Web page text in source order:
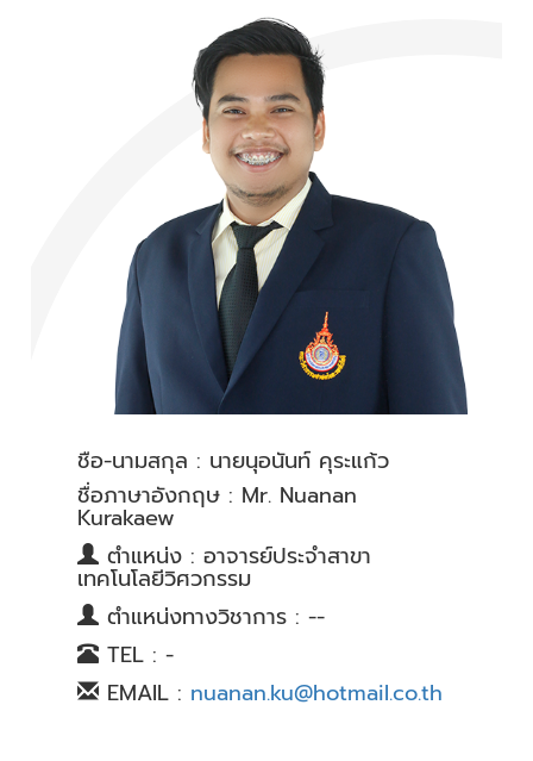
ชื่อ-นามสกุล : นายนุอนันท์ คุระแก้ว
ชื่อภาษาอังกฤษ : Mr. Nuanan
Kurakaew
ตำแหน่ง : อาจารย์ประจำสาขา
เทคโนโลยีวิศวกรรม
ตำแหน่งทางวิชาการ : --
TEL : -
EMAIL : nuanan.ku@hotmail.co.th